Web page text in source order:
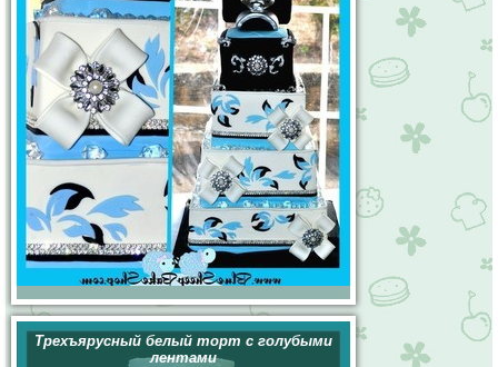
Трехъярусный белый торт с голубыми
лентами